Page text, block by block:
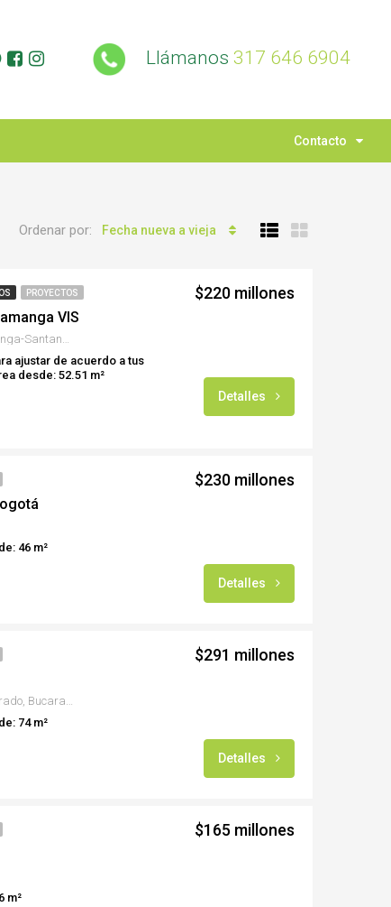
Llámanos 317 646 6904
Contacto
Ordenar por: Fecha nueva a vieja
PROYECTOS
VIS
Kilometro 2 vía Girón/Bucaramanga-Santander
ajustar de acuerdo a tus
desde: 52.51 m²
$220 millones
Detalles
46 m²
$230 millones
Detalles
Carrera 34 # 32 - 62, Barrio el Prado, Bucaramanga
74 m²
$291 millones
Detalles
m²
$165 millones